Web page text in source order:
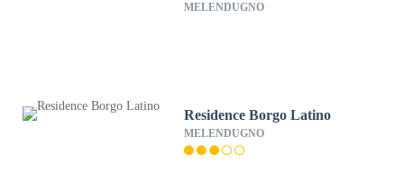
MELENDUGNO
Residence Borgo Latino
MELENDUGNO